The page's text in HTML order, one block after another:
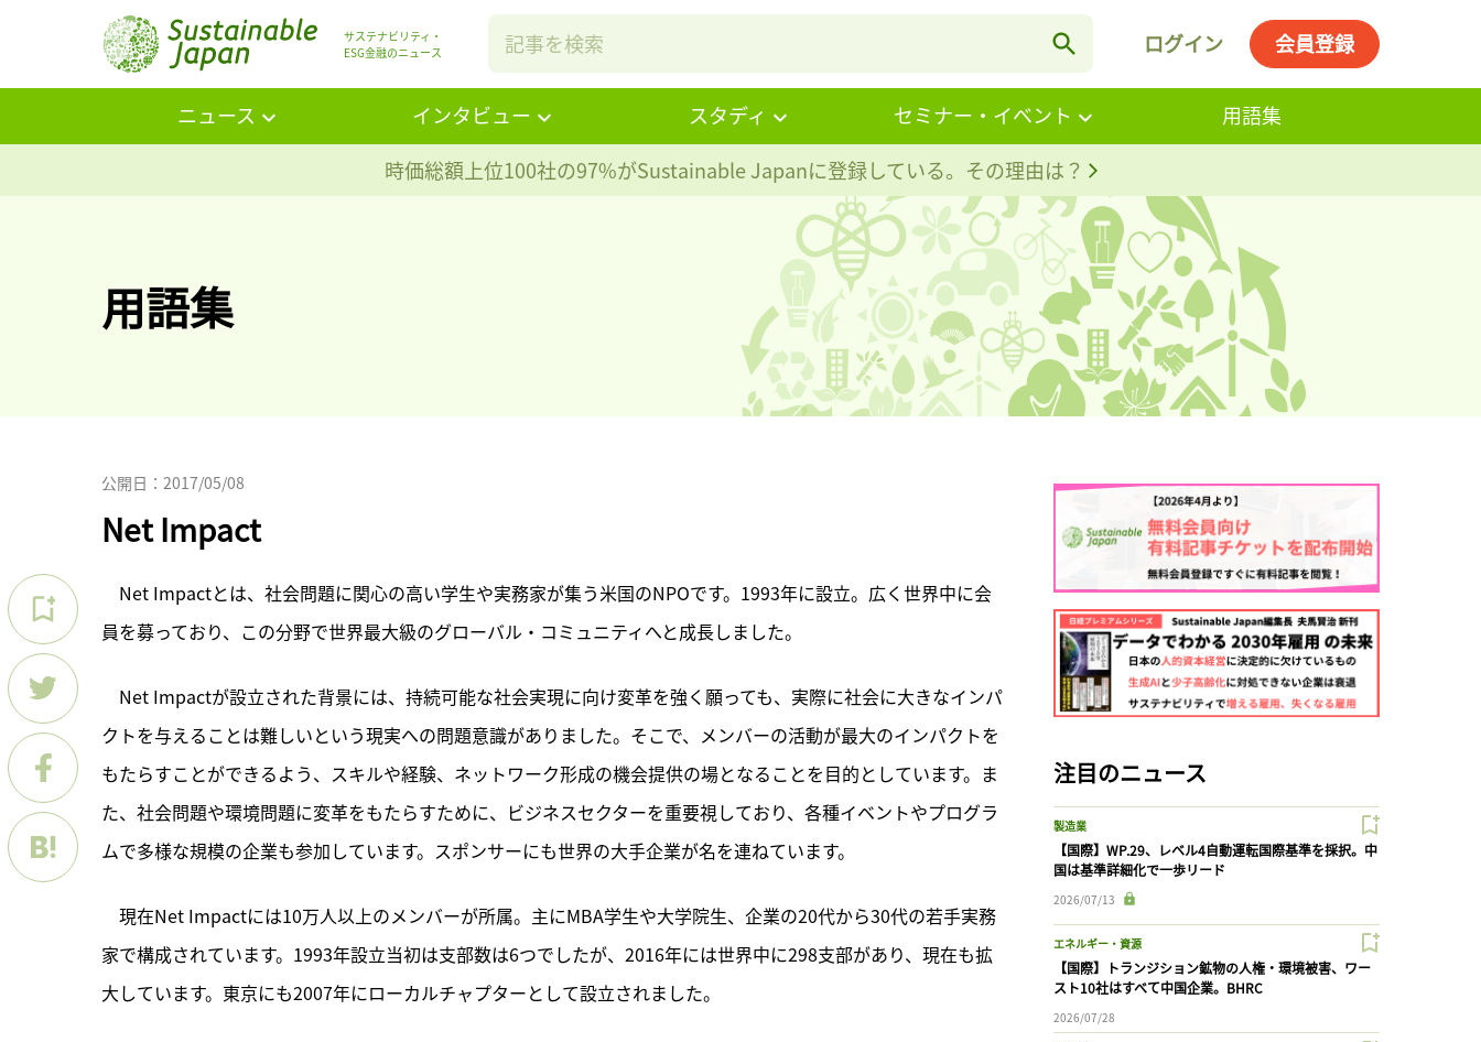
サステナビリティ・
ESG金融のニュース
ログイン 会員登録
ニュース インタビュー スタディ セミナー・イベント
用語集
時価総額上位100社の97%がSustainable Japanに登録している。その理由は？
用語集
公開日：2017/05/08
Net Impact
Net Impactとは、社会問題に関心の高い学生や実務家が集う米国のNPOです。1993年に設立。広く世界中に会
員を募っており、この分野で世界最大級のグローバル・コミュニティへと成長しました。
Net Impactが設立された背景には、持続可能な社会実現に向け変革を強く願っても、実際に社会に大きなインパ
クトを与えることは難しいという現実への問題意識がありました。そこで、メンバーの活動が最大のインパクトを
もたらすことができるよう、スキルや経験、ネットワーク形成の機会提供の場となることを目的としています。ま
た、社会問題や環境問題に変革をもたらすために、ビジネスセクターを重要視しており、各種イベントやプログラ
ムで多様な規模の企業も参加しています。スポンサーにも世界の大手企業が名を連ねています。
現在Net Impactには10万人以上のメンバーが所属。主にMBA学生や大学院生、企業の20代から30代の若手実務
家で構成されています。1993年設立当初は支部数は6つでしたが、2016年には世界中に298支部があり、現在も拡
大しています。東京にも2007年にローカルチャプターとして設立されました。
注目のニュース
製造業
【国際】WP.29、レベル4自動運転国際基準を採択。中
国は基準詳細化で一歩リード
2026/07/13
エネルギー・資源
【国際】トランジション鉱物の人権・環境被害、ワー
スト10社はすべて中国企業。BHRC
2026/07/28